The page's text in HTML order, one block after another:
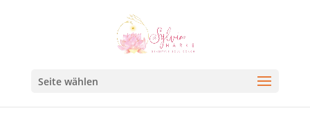
Seite wählen